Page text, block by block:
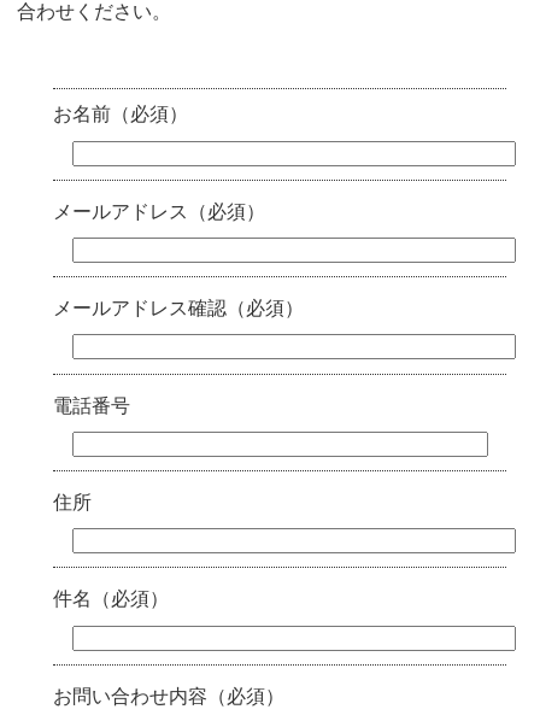
合わせください。
お名前（必須）
メールアドレス（必須）
メールアドレス確認（必須）
電話番号
住所
件名（必須）
お問い合わせ内容（必須）